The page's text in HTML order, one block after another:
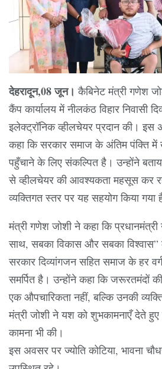
देहरादून,08 जून। कैबिनेट मंत्री गणेश
कैंप कार्यालय में नीलकंठ विहार निवासी
इलेक्ट्रॉनिक व्हीलचेयर प्रदान की। इस
कहा कि सरकार समाज के अंतिम पंक्ति में
पहुँचाने के लिए संकल्पित है। उन्होंने
से व्हीलचेयर की आवश्यकता महसूस कर
व्यक्तिगत स्तर पर यह सहयोग किया गया
मंत्री गणेश जोशी ने कहा कि
साथ, सबका विकास और सबका
सरकार दिव्यांगजन सहित समाज के हर
समर्पित है। उन्होंने कहा कि जरूरतमंदों
एक औपचारिकता नहीं, बल्कि उनकी
मंत्री जोशी ने यश को शुभकामनाएँ देते
कामना भी की।
इस अवसर पर ज्योति कोटिया, भावना